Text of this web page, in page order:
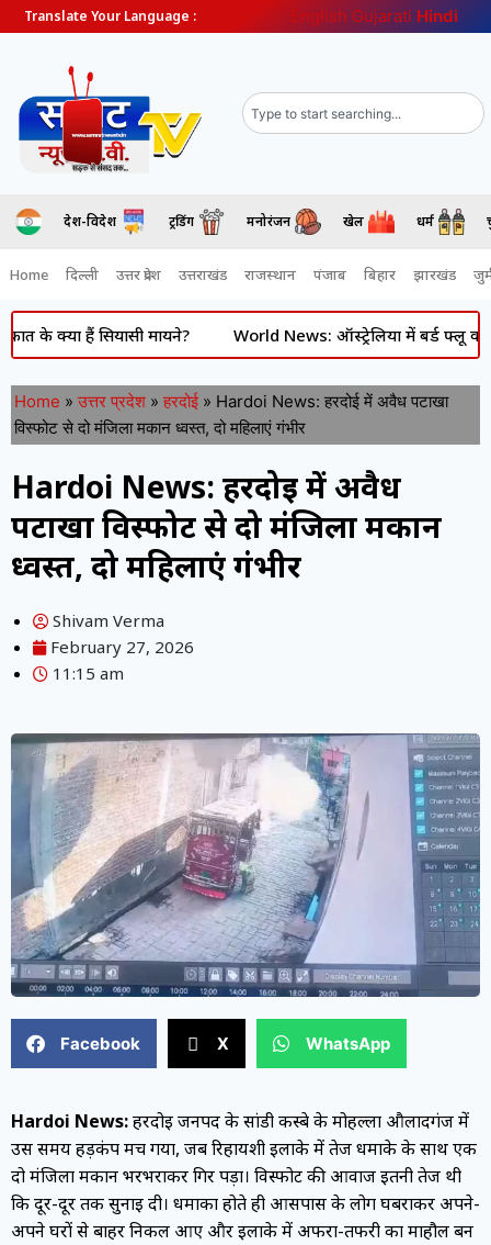
Translate Your Language : English Gujarati Hindi
देश-विदेश ट्रेंडिंग मनोरंजन खेल धर्म
Home दिल्ली उत्तर प्रदेश उत्तराखंड राजस्थान पंजाब बिहार झारखंड
हैं सियासी मायने? World News: ऑस्ट्रेलिया में बर्ड फ्लू का खतरा
Home » उत्तर प्रदेश » हरदोई » Hardoi News: हरदोई में अवैध पटाखा
विस्फोट से दो मंजिला मकान ध्वस्त, दो महिलाएं गंभीर
Hardoi News: हरदोई में अवैध
पटाखा विस्फोट से दो मंजिला मकान
ध्वस्त, दो महिलाएं गंभीर
Shivam Verma
February 27, 2026
11:15 am
Facebook X WhatsApp
Hardoi News:हरदोई जनपद के सांडी कस्बे के मोहल्ला औलादगंज में
उस समय हड़कंप मच गया, जब रिहायशी इलाके में तेज धमाके के साथ एक
दो मंजिला मकान भरभराकर गिर पड़ा। विस्फोट की आवाज इतनी तेज थी
कि दूर-दूर तक सुनाई दी। धमाका होते ही आसपास के लोग घबराकर अपने-
अपने घरों से बाहर निकल आए और इलाके में अफरा-तफरी का माहौल बन